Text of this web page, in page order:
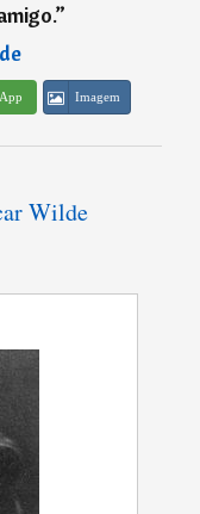
”
Imagem
Wilde